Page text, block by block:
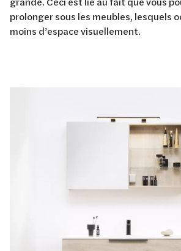
prolonger sous les meubles, lesquels
moins d’espace visuellement.